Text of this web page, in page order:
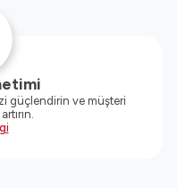
güçlendirin ve müşteri